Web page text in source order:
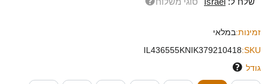
זמינות:במלאי
SKU:
IL436555KNIK379210418
גודל